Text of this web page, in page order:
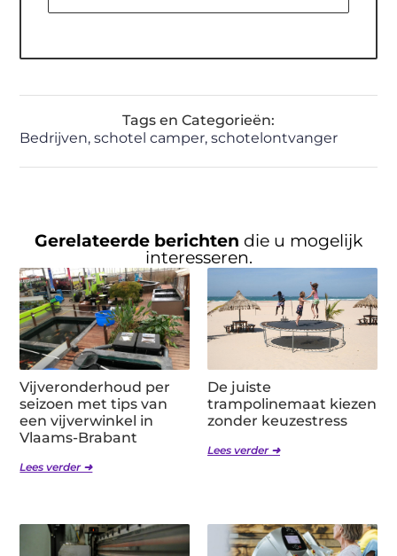
Tags en Categorieën:
Bedrijven,schotel camper,schotelontvanger
Gerelateerde berichten die u mogelijk
interesseren.
Vijveronderhoud per
seizoen met tips van
een vijverwinkel in
Vlaams-Brabant
Lees verder ➜
De juiste
trampolinemaat kiezen
zonder keuzestress
Lees verder ➜